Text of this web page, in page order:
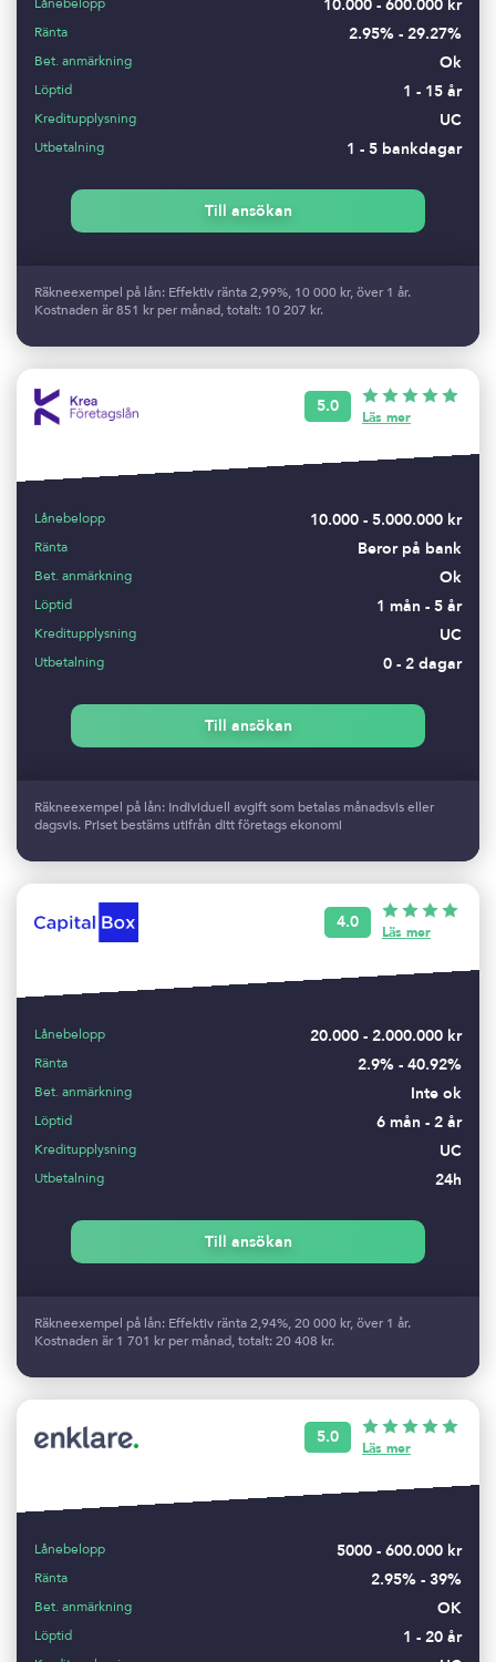
10.000 - 600.000 kr
Ränta 2.95% - 29.27%
Bet. anmärkning Ok
Löptid 1 - 15 år
Kreditupplysning UC
Utbetalning 1 - 5 bankdagar
Till ansökan
Räkneexempel på lån: Effektiv ränta 2,99%, 10 000 kr, över 1 år.
Kostnaden är 851 kr per månad, totalt: 10 207 kr.
5.0
Läs mer
Lånebelopp 10.000 - 5.000.000 kr
Ränta Beror på bank
Bet. anmärkning Ok
Löptid 1 mån - 5 år
Kreditupplysning UC
Utbetalning 0 - 2 dagar
Till ansökan
Räkneexempel på lån: Individuell avgift som betalas månadsvis eller
dagsvis. Priset bestäms utifrån ditt företags ekonomi
4.0
Läs mer
Lånebelopp 20.000 - 2.000.000 kr
Ränta 2.9% - 40.92%
Bet. anmärkning Inte ok
Löptid 6 mån - 2 år
Kreditupplysning UC
Utbetalning 24h
Till ansökan
Räkneexempel på lån: Effektiv ränta 2,94%, 20 000 kr, över 1 år.
Kostnaden är 1 701 kr per månad, totalt: 20 408 kr.
5.0
Läs mer
Lånebelopp 5000 - 600.000 kr
Ränta 2.95% - 39%
Bet. anmärkning OK
Löptid 1 - 20 år